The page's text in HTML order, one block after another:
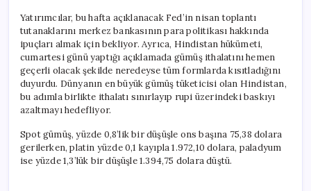
Yatırımcılar, bu hafta açıklanacak Fed’in nisan toplantı
tutanaklarını merkez bankasının para politikası hakkında
ipuçları almak için bekliyor. Ayrıca, Hindistan hükümeti,
cumartesi günü yaptığı açıklamada gümüş ithalatını hemen
geçerli olacak şekilde neredeyse tüm formlarda kısıtladığını
duyurdu. Dünyanın en büyük gümüş tüketicisi olan Hindistan,
bu adımla birlikte ithalatı sınırlayıp rupi üzerindeki baskıyı
azaltmayı hedefliyor.
Spot gümüş, yüzde 0,8’lik bir düşüşle ons başına 75,38 dolara
gerilerken, platin yüzde 0,1 kayıpla 1.972,10 dolara, paladyum
ise yüzde 1,3’lük bir düşüşle 1.394,75 dolara düştü.